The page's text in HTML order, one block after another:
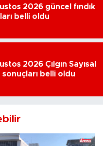
2026 güncel fındık
belli oldu
2026 Çılgın Sayısal
sonuçları belli oldu